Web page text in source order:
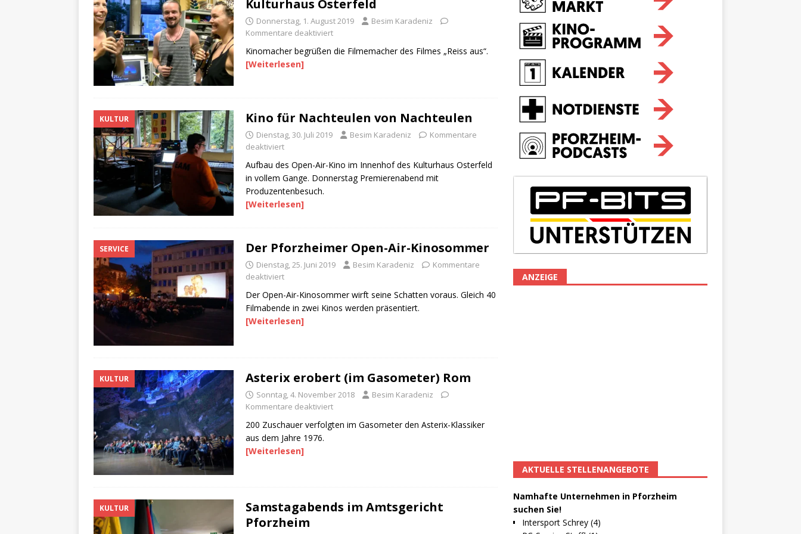
Kulturhaus Osterfeld
Donnerstag, 1. August 2019
Besim Karadeniz
Kommentare deaktiviert
Kinomacher begrüßen die Filmemacher des Filmes „Reiss aus“.
[Weiterlesen]
KULTUR Kino für Nachteulen von Nachteulen
Dienstag, 30. Juli 2019 Besim Karadeniz
Kommentare
deaktiviert
Aufbau des Open-Air-Kino im Innenhof des Kulturhaus Osterfeld
in vollem Gange. Donnerstag Premierenabend mit
Produzentenbesuch.
[Weiterlesen]
SERVICE Der Pforzheimer Open-Air-Kinosommer
Dienstag, 25. Juni 2019 Besim Karadeniz
Kommentare
deaktiviert
Der Open-Air-Kinosommer wirft seine Schatten voraus. Gleich 40
Filmabende in zwei Kinos werden präsentiert.
[Weiterlesen]
KULTUR Asterix erobert (im Gasometer) Rom
Sonntag, 4. November 2018
Besim Karadeniz
Kommentare deaktiviert
200 Zuschauer verfolgten im Gasometer den Asterix-Klassiker
aus dem Jahre 1976.
[Weiterlesen]
KULTUR
Samstagabends im Amtsgericht
Pforzheim
ANZEIGE
AKTUELLE STELLENANGEBOTE
Namhafte Unternehmen in Pforzheim
suchen Sie!
Intersport Schrey (4)